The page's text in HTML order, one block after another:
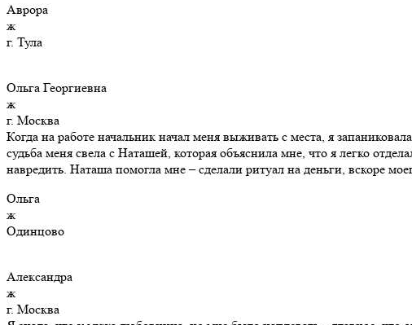
Аврора
ж
г. Тула
Ольга Георгиевна
ж
г. Москва
Когда на работе начальник начал меня выживать с места, я
судьба меня свела с Наташей, которая объяснила мне, что я легко
навредить. Наташа помогла мне – сделали ритуал на деньги, вскоре
Ольга
ж
Одинцово
Александра
ж
г. Москва